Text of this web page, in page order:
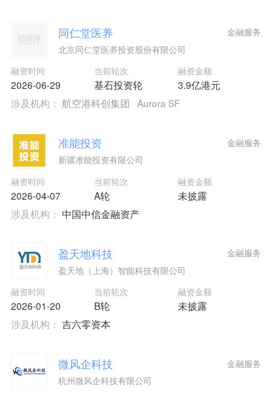
同仁堂医养
北京同仁堂医养投资股份有限公司
融资时间
2026-06-29
当前轮次
基石投资轮
融资金额
3.9亿港元
金融服务
涉及机构： 航空港科创集团 Aurora SF
准能投资
新疆准能投资有限公司
融资时间
2026-04-07
当前轮次
A轮
融资金额
未披露
金融服务
涉及机构： 中国中信金融资产
盈天地科技
盈天地（上海）智能科技有限公司
融资时间
2026-01-20
当前轮次
B轮
融资金额
未披露
金融服务
涉及机构： 吉六零资本
微风企科技
杭州微风企科技有限公司
金融服务